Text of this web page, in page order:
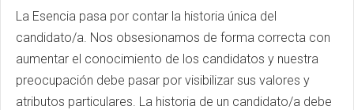
La Esencia pasa por contar la historia única del
candidato/a. Nos obsesionamos de forma correcta con
aumentar el conocimiento de los candidatos y nuestra
preocupación debe pasar por visibilizar sus valores y
atributos particulares. La historia de un candidato/a debe